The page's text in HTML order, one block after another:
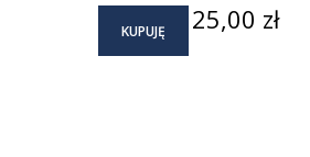
KUPUJĘ Cena
25,00 zł